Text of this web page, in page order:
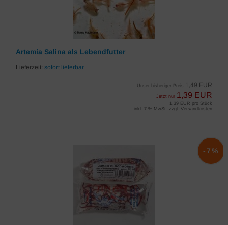
Artemia Salina als Lebendfutter
Lieferzeit: sofort lieferbar
Unser bisheriger Preis 1,49 EUR
Jetzt nur 1,39 EUR
1,39 EUR pro Stück
inkl. 7 % MwSt. zzgl. Versandkosten
-7%